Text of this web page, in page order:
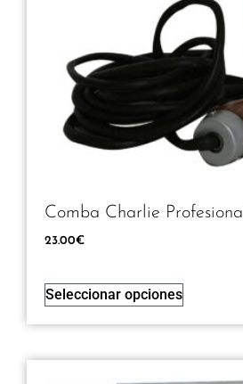
Comba Charlie Profesional
23.00€
Seleccionar opciones